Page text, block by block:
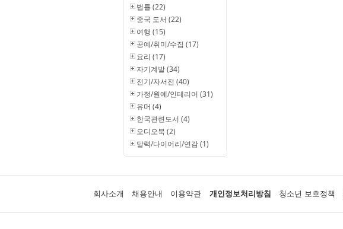
법률 (22)
중국 도서 (22)
여행 (15)
공예/취미/수집 (17)
요리 (17)
자기계발 (34)
전기/자서전 (40)
가정/원예/인테리어 (31)
유머 (4)
한국관련도서 (4)
오디오북 (2)
달력/다이어리/연감 (1)
회사소개 채용안내 이용약관 개인정보처리방침 청소년 보호정책